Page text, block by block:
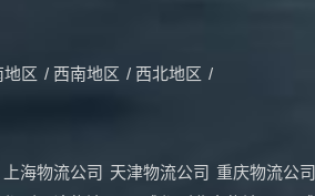
地区 / 西南地区 / 西北地区 /
上海物流公司 天津物流公司 重庆物流公司